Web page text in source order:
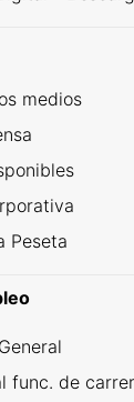
medios
Peseta
func. de